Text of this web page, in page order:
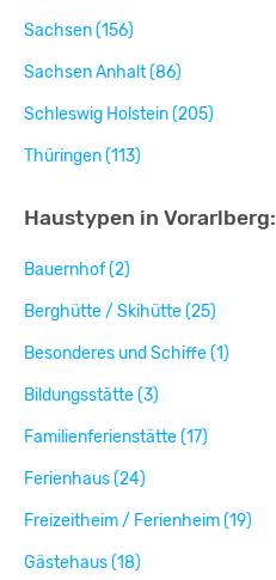
Sachsen (156)
Sachsen Anhalt (86)
Schleswig Holstein (205)
Thüringen (113)
Haustypen in Vorarlberg:
Bauernhof (2)
Berghütte / Skihütte (25)
Besonderes und Schiffe (1)
Bildungsstätte (3)
Familienferienstätte (17)
Ferienhaus (24)
Freizeitheim / Ferienheim (19)
Gästehaus (18)